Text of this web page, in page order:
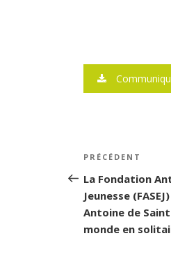
Navigation
de
l’article
Article
précédent
PRÉCÉDENT
La Fondation
Jeunesse
Antoine de
monde en